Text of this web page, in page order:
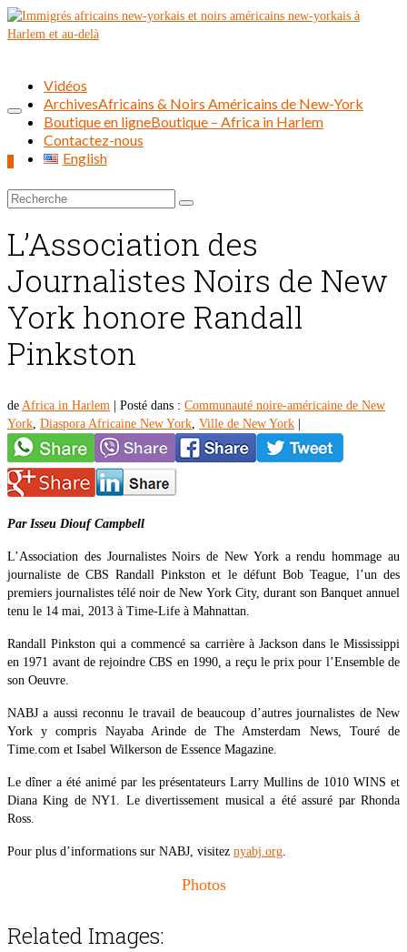
Rechercher :
Vidéos
ArchivesAfricains & Noirs Américains de New-York
Boutique en ligneBoutique – Africa in Harlem
Contactez-nous
English
L’Association des
Journalistes Noirs de New
York honore Randall
Pinkston
de Africa in Harlem Posté dans : Communauté noire-américaine de New
York, Diaspora Africaine New York, Ville de New York
Par Isseu Diouf Campbell
L’Association des Journalistes Noirs de New York a rendu hommage au
journaliste de CBS Randall Pinkston et le défunt Bob Teague, l’un des
premiers journalistes télé noir de New York City, durant son Banquet annuel
tenu le 14 mai, 2013 à Time-Life à Mahnattan.
Randall Pinkston qui a commencé sa carrière à Jackson dans le Mississippi
en 1971 avant de rejoindre CBS en 1990, a reçu le prix pour l’Ensemble de
son Oeuvre.
NABJ a aussi reconnu le travail de beaucoup d’autres journalistes de New
York y compris Nayaba Arinde de The Amsterdam News, Touré de
Time.com et Isabel Wilkerson de Essence Magazine.
Le dîner a été animé par les présentateurs Larry Mullins de 1010 WINS et
Diana King de NY1. Le divertissement musical a été assuré par Rhonda
Ross.
Pour plus d’informations sur NABJ, visitez nyabj.org.
Photos
Related Images: